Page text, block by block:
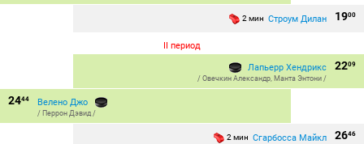
1900
2 мин Строум Дилан
II период
2209
Лапьерр Хендрикс
/ Овечкин Александр, Манта Энтони /
2444 Велено Джо
/ Перрон Дэвид /
2646
2 мин Сгарбосса Майкл